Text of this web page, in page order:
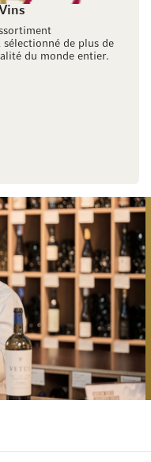
de plus de
du monde entier.